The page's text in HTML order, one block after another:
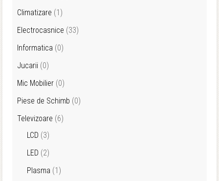
Climatizare (1)
Electrocasnice (33)
Informatica (0)
Jucarii (0)
Mic Mobilier (0)
Piese de Schimb (0)
Televizoare (6)
LCD (3)
LED (2)
Plasma (1)